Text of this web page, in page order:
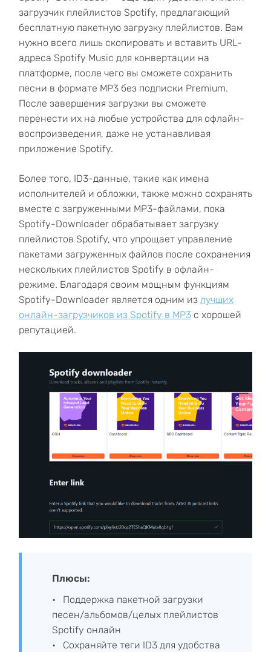
загрузчик плейлистов Spotify, предлагающий
бесплатную пакетную загрузку плейлистов. Вам
нужно всего лишь скопировать и вставить URL-
адреса Spotify Music для конвертации на
платформе, после чего вы сможете сохранить
песни в формате MP3 без подписки Premium.
После завершения загрузки вы сможете
перенести их на любые устройства для офлайн-
воспроизведения, даже не устанавливая
приложение Spotify.
Более того, ID3-данные, такие как имена
исполнителей и обложки, также можно сохранять
вместе с загруженными MP3-файлами, пока
Spotify-Downloader обрабатывает загрузку
плейлистов Spotify, что упрощает управление
пакетами загруженных файлов после сохранения
нескольких плейлистов Spotify в офлайн-
режиме. Благодаря своим мощным функциям
Spotify-Downloader является одним из лучших
онлайн-загрузчиков из Spotify в MP3с хорошей
репутацией.
Плюсы:
Поддержка пакетной загрузки
песен/альбомов/целых плейлистов
Spotify онлайн
Сохраняйте теги ID3 для удобства